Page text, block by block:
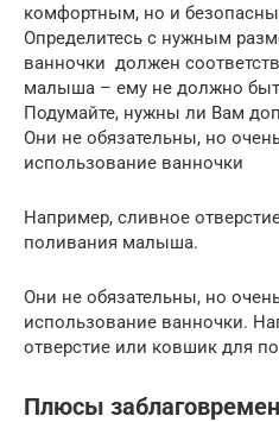
комфортным, но и
Определитесь с нужным
ванночки должен
малыша – ему не должно
Подумайте, нужны ли Вам
Они не обязательны, но
использование ванночки
Например, сливное
поливания малыша.
Они не обязательны, но
использование ванночки.
отверстие или ковшик для
Плюсы